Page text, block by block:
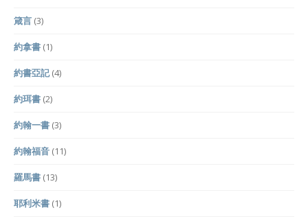
箴言 (3)
約拿書 (1)
約書亞記(4)
約珥書 (2)
約翰一書 (3)
約翰福音 (11)
羅馬書 (13)
耶利米書 (1)